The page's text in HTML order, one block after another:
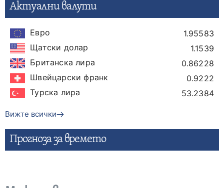
Актуални валути
Евро
1.95583
Щатски долар
1.1539
Британска лира
0.86228
Швейцарски франк
0.9222
Турска лира
53.2384
Вижте всички
Прогнозa за времето